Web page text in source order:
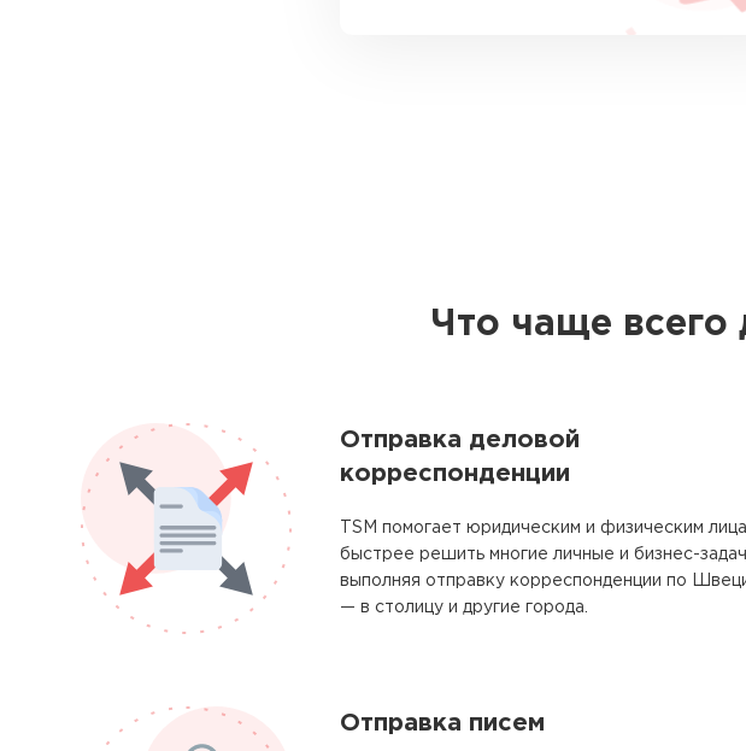
Что чаще
Отправка деловой
корреспонденции
TSM помогает юридическим и физическим
быстрее решить многие личные и бизнес-
выполняя отправку корреспонденции по
— в столицу и другие города.
Отправка писем